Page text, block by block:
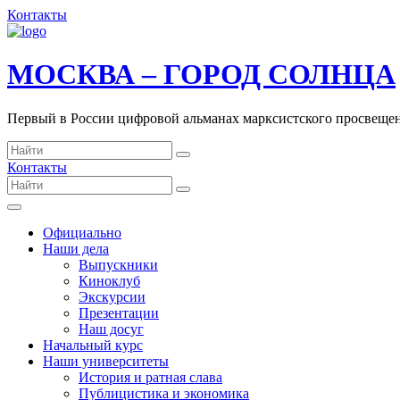
Контакты
МОСКВА – ГОРОД СОЛНЦА
Первый в России цифровой альманах марксистского
Контакты
Официально
Наши дела
Выпускники
Киноклуб
Экскурсии
Презентации
Наш досуг
Начальный курс
Наши университеты
История и ратная слава
Публицистика и экономика